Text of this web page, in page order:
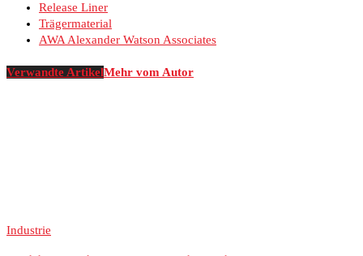
Release Liner
Trägermaterial
AWA Alexander Watson Associates
Verwandte ArtikelMehr vom Autor
Industrie